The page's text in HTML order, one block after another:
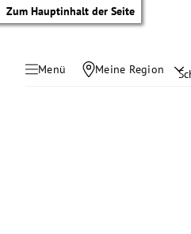
Zum Hauptinhalt der Seite
Menü Meine Region